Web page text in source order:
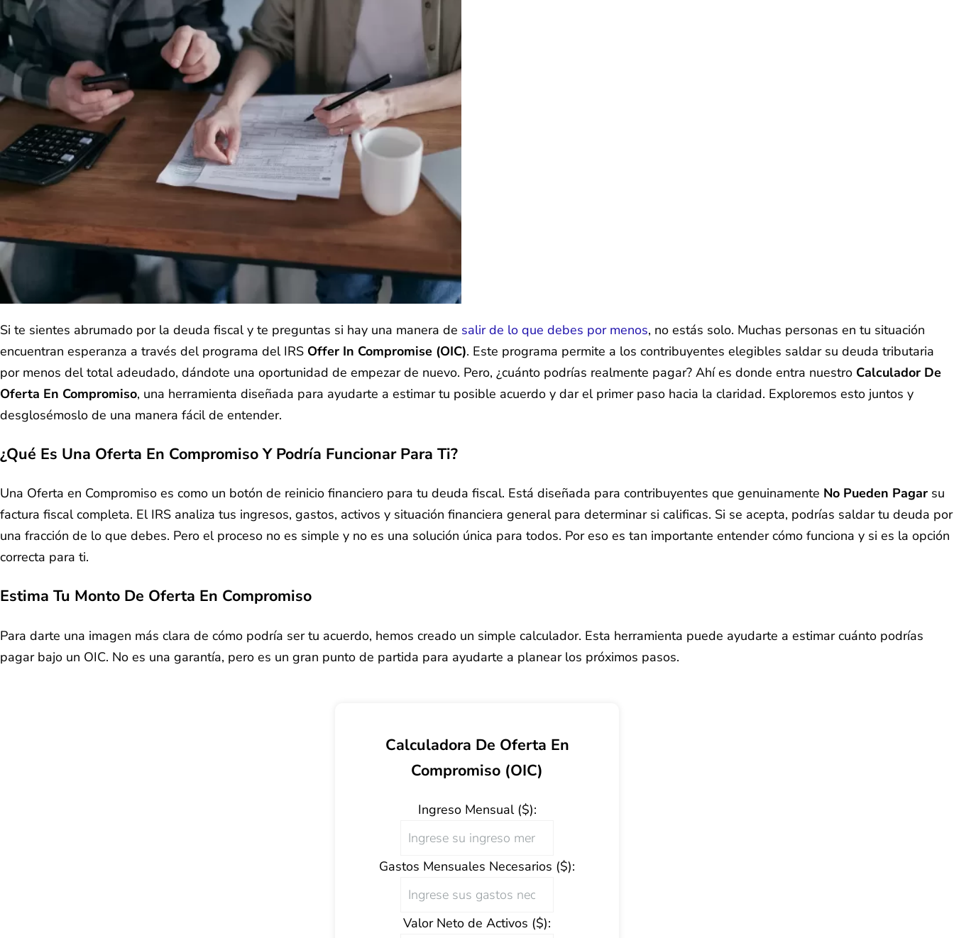
Si te sientes abrumado por la deuda fiscal y te preguntas si hay una manera de salir de lo que debes por menos, no estás solo. Muchas personas en tu situación
encuentran esperanza a través del programa del IRS Offer In Compromise (OIC). Este programa permite a los contribuyentes elegibles saldar su deuda tributaria
por menos del total adeudado, dándote una oportunidad de empezar de nuevo. Pero, ¿cuánto podrías realmente pagar? Ahí es donde entra nuestro Calculador De
Oferta En Compromiso, una herramienta diseñada para ayudarte a estimar tu posible acuerdo y dar el primer paso hacia la claridad. Exploremos esto juntos y
desglosémoslo de una manera fácil de entender.
¿Qué Es Una Oferta En Compromiso Y Podría Funcionar Para Ti?
Una Oferta en Compromiso es como un botón de reinicio financiero para tu deuda fiscal. Está diseñada para contribuyentes que genuinamente No Pueden Pagar su
factura fiscal completa. El IRS analiza tus ingresos, gastos, activos y situación financiera general para determinar si calificas. Si se acepta, podrías saldar tu deuda por
una fracción de lo que debes. Pero el proceso no es simple y no es una solución única para todos. Por eso es tan importante entender cómo funciona y si es la opción
correcta para ti.
Estima Tu Monto De Oferta En Compromiso
Para darte una imagen más clara de cómo podría ser tu acuerdo, hemos creado un simple calculador. Esta herramienta puede ayudarte a estimar cuánto podrías
pagar bajo un OIC. No es una garantía, pero es un gran punto de partida para ayudarte a planear los próximos pasos.
Calculadora De Oferta En
Compromiso (OIC)
Ingreso Mensual ($):
Gastos Mensuales Necesarios ($):
Valor Neto de Activos ($):